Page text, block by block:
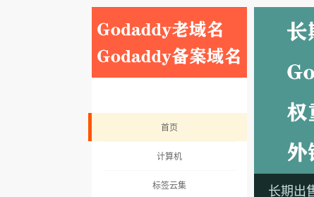
首页
计算机
标签云集 长期出